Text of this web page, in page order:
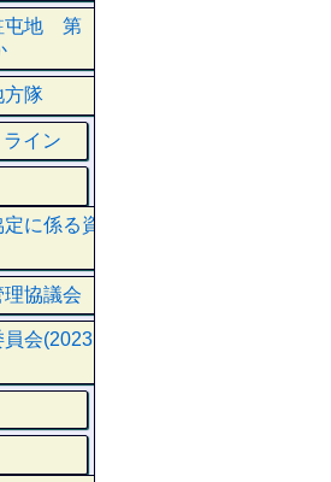
屯地 第
方隊
イン
に係る資
理協議会
員会(2023